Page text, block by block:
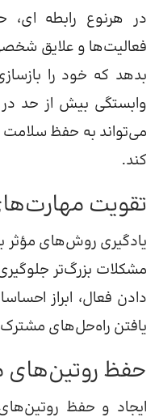
در هرنوع رابطه ای،
فعالیت‌ها و علایق
بدهد که خود را
وابستگی بیش از حد در
می‌تواند به حفظ
کند.
تقویت
یادگیری روش‌های مؤثر
مشکلات بزرگ‌تر
دادن فعال، ابراز
یافتن راه‌حل‌های
حفظ روتین‌های
ایجاد و حفظ